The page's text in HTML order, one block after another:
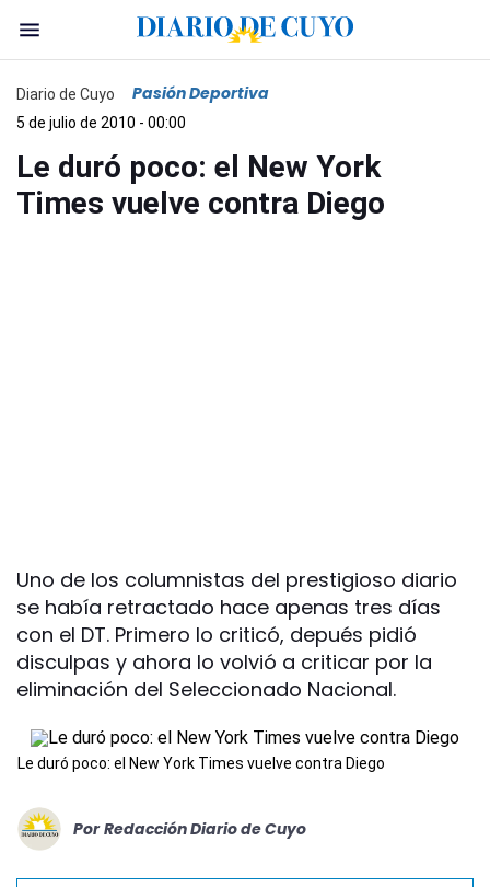
Diario de Cuyo Pasión Deportiva
5 de julio de 2010 - 00:00
Le duró poco: el New York
Times vuelve contra Diego
Uno de los columnistas del prestigioso diario
se había retractado hace apenas tres días
con el DT. Primero lo criticó, depués pidió
disculpas y ahora lo volvió a criticar por la
eliminación del Seleccionado Nacional.
Le duró poco: el New York Times vuelve contra Diego
Por Redacción Diario de Cuyo